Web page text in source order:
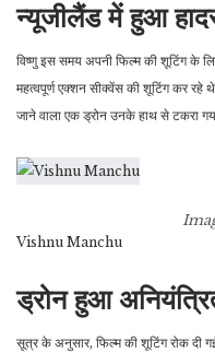
न्यूजीलैंड में हुआ
विष्णु इस समय अपनी फिल्म की शूटिंग के
महत्वपूर्ण एक्शन सीक्वेंस की शूटिंग कर
जाने वाला एक ड्रोन उनके हाथ से टकरा
Vishnu Manchu
ड्रोन हुआ
सूत्र के अनुसार, फिल्म की शूटिंग रोक दी